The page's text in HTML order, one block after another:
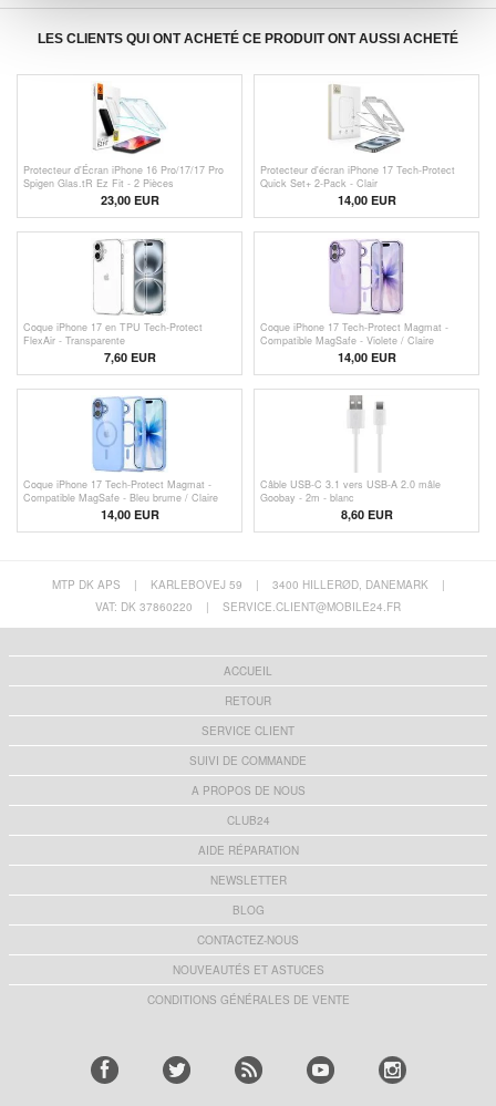
LES CLIENTS QUI ONT ACHETÉ CE PRODUIT ONT AUSSI ACHETÉ
Protecteur d'Écran iPhone 16 Pro/17/17 Pro
Spigen Glas.tR Ez Fit - 2 Pièces
23,00 EUR
Protecteur d'écran iPhone 17 Tech-Protect
Quick Set+ 2-Pack - Clair
14,00 EUR
Coque iPhone 17 en TPU Tech-Protect
FlexAir - Transparente
7,60 EUR
Coque iPhone 17 Tech-Protect Magmat -
Compatible MagSafe - Violete / Claire
14,00 EUR
Coque iPhone 17 Tech-Protect Magmat -
Compatible MagSafe - Bleu brume / Claire
14,00 EUR
Câble USB-C 3.1 vers USB-A 2.0 mâle
Goobay - 2m - blanc
8,60 EUR
MTP DK APS | KARLEBOVEJ 59 | 3400 HILLERØD, DANEMARK
|
VAT: DK 37860220
| SERVICE.CLIENT@MOBILE24.FR
ACCUEIL
RETOUR
SERVICE CLIENT
SUIVI DE COMMANDE
A PROPOS DE NOUS
CLUB24
AIDE RÉPARATION
NEWSLETTER
BLOG
CONTACTEZ-NOUS
NOUVEAUTÉS ET ASTUCES
CONDITIONS GÉNÉRALES DE VENTE